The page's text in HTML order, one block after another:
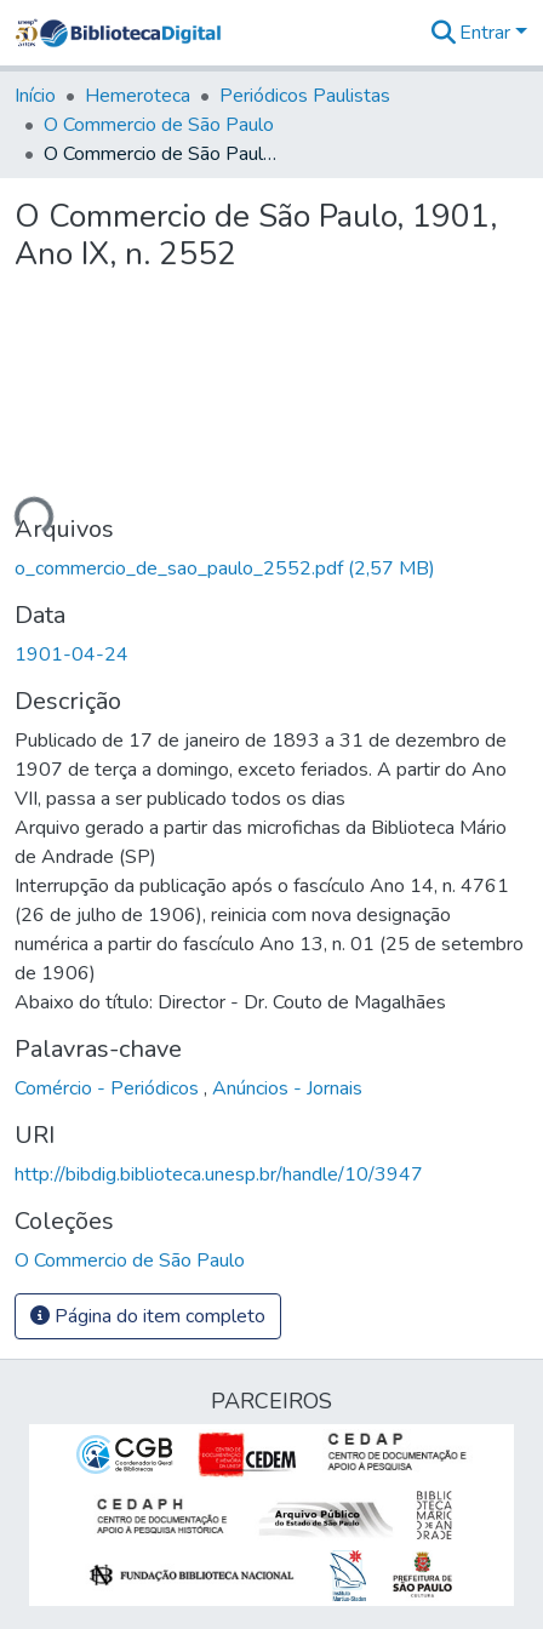
&
Coleções
Tudo na
Biblioteca
Estatísticas
Entrar
Início Hemeroteca
Periódicos Paulistas
O Commercio de São Paulo
O Commercio de São Paulo, 1901, Ano IX, n. 2552
O Commercio de São Paulo, 1901,
Ano IX, n. 2552
Arquivos
o_commercio_de_sao_paulo_2552.pdf(2,57 MB)
Data
1901-04-24
Descrição
Publicado de 17 de janeiro de 1893 a 31 de dezembro de
1907 de terça a domingo, exceto feriados. A partir do Ano
VII, passa a ser publicado todos os dias
Arquivo gerado a partir das microfichas da Biblioteca Mário
de Andrade (SP)
Interrupção da publicação após o fascículo Ano 14, n. 4761
(26 de julho de 1906), reinicia com nova designação
numérica a partir do fascículo Ano 13, n. 01 (25 de setembro
de 1906)
Abaixo do título: Director - Dr. Couto de Magalhães
Palavras-chave
Comércio - Periódicos , Anúncios - Jornais
URI
http://bibdig.biblioteca.unesp.br/handle/10/3947
Coleções
O Commercio de São Paulo
Página do item completo
PARCEIROS